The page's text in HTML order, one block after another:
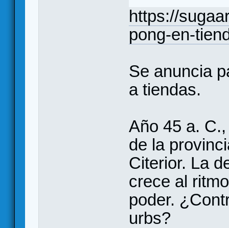
https://
pong-en-
Se anuncia
a tiendas.
Año 45 a.
de la
Citerior. La
crece al
poder.
urbs?